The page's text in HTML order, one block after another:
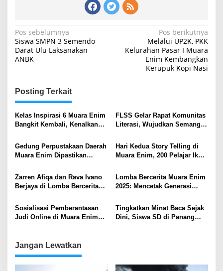
Navigasi
pos
Pos sebelumnya
Siswa SMPN 3 Semendo
Darat Ulu Laksanakan
ANBK
Pos berikutnya
Melalui UP2K, PKK
Kelurahan Pasar I Muara
Enim Kembangkan
Kerupuk Kopi Nasi
Posting Terkait
Kelas Inspirasi 6 Muara Enim
Bangkit Kembali, Kenalkan
Mimpi Generasi Muda
FLSS Gelar Rapat Komunitas
Literasi, Wujudkan Semangat
Sekundang Berprestasi
Gedung Perpustakaan Daerah
Muara Enim Dipastikan
Hari Kedua Story Telling di
Muara Enim, 200 Pelajar Ikut
Bercerita
Zarren Afiqa dan Rava Ivano
Berjaya di Lomba Bercerita
Lomba Bercerita Muara Enim
2025: Mencetak Generasi
Sejak Dini
Sosialisasi Pemberantasan
Judi Online di Muara Enim
Tingkatkan Minat Baca Sejak
Dini, Siswa SD di Panang
Jangan Lewatkan